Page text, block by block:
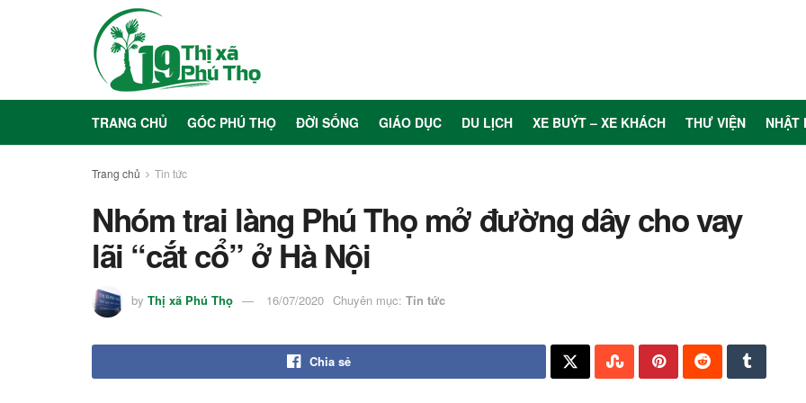
TRANG CHỦ GÓC PHÚ THỌ ĐỜI SỐNG GIÁO DỤC DU LỊCH XE BUÝT – XE KHÁCH THƯ VIỆN NHẬT
Trang chủ Tin tức
Nhóm trai làng Phú Thọ mở đường dây cho vay
lãi “cắt cổ” ở Hà Nội
by Thị xã Phú Thọ 16/07/2020 Chuyên mục: Tin tức
Chia sẻ